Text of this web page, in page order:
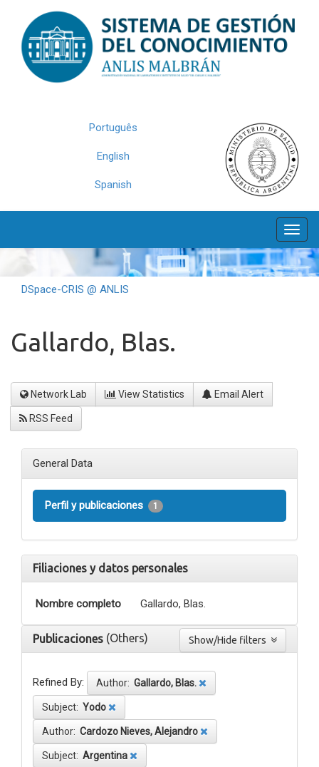
navigation
Português
English
Spanish
DSpace-CRIS @ ANLIS
Gallardo, Blas.
Network Lab View Statistics Email Alert
RSS Feed
General Data
Perfil y publicaciones 1
Filiaciones y datos personales
Nombre completo Gallardo, Blas.
Publicaciones (Others)
Refined By: Author: Gallardo, Blas.
Subject: Yodo
Author: Cardozo Nieves, Alejandro
Subject: Argentina